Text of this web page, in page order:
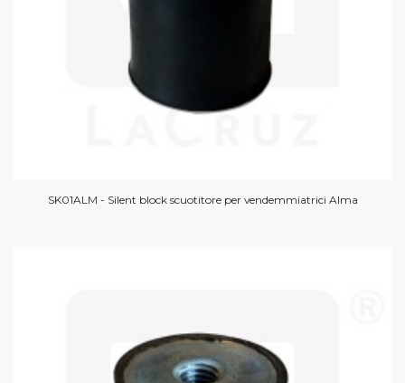
SK01ALM - Silent block scuotitore per vendemmiatrici Alma